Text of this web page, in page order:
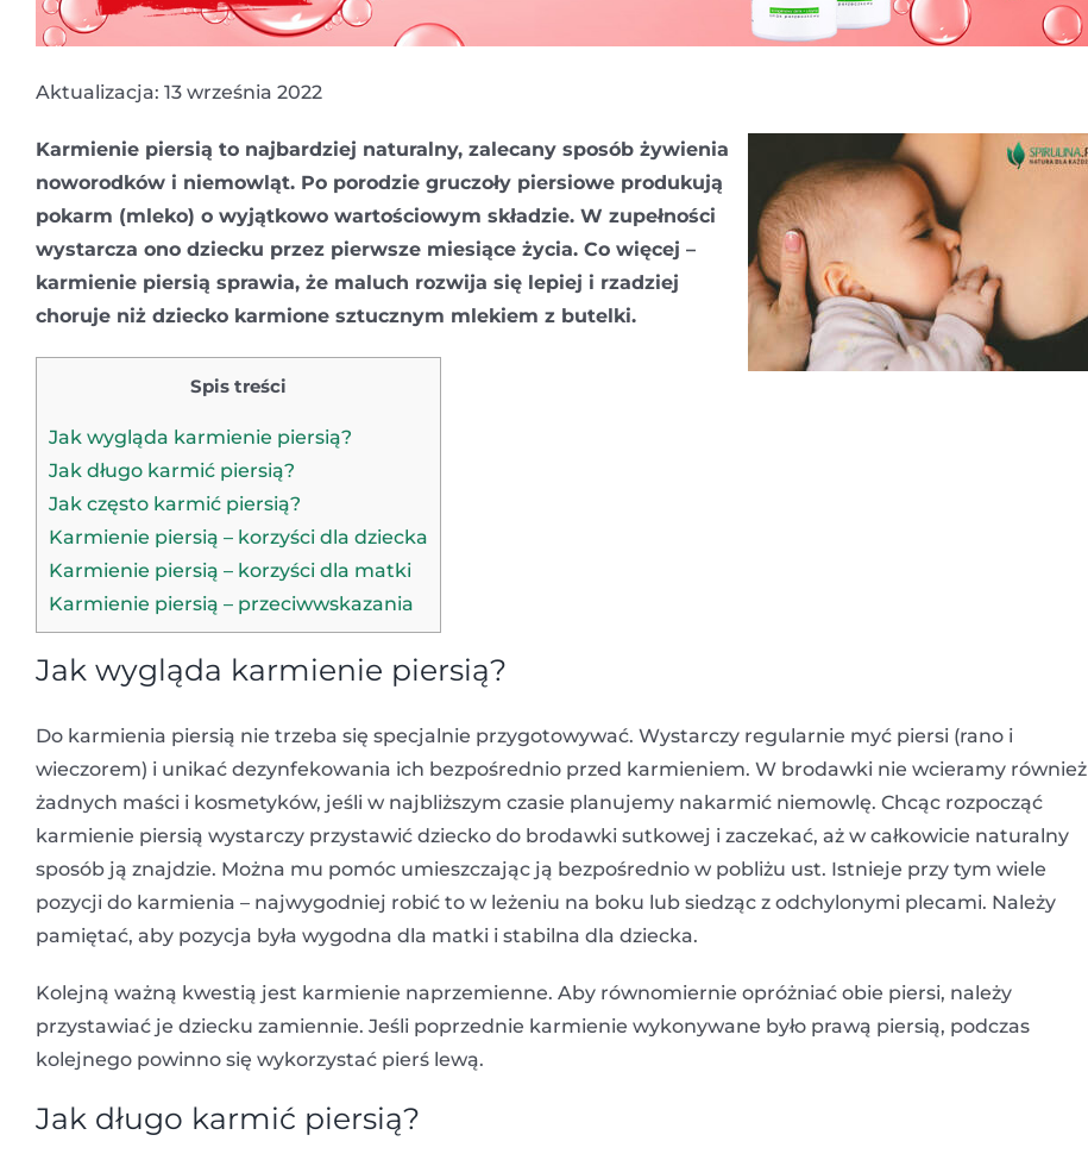
Aktualizacja: 13 września 2022
Karmienie piersią to najbardziej naturalny, zalecany sposób żywienia
noworodków i niemowląt. Po porodzie gruczoły piersiowe produkują
pokarm (mleko) o wyjątkowo wartościowym składzie. W zupełności
wystarcza ono dziecku przez pierwsze miesiące życia. Co więcej –
karmienie piersią sprawia, że maluch rozwija się lepiej i rzadziej
choruje niż dziecko karmione sztucznym mlekiem z butelki.
Spis treści
Jak wygląda karmienie piersią?
Jak długo karmić piersią?
Jak często karmić piersią?
Karmienie piersią – korzyści dla dziecka
Karmienie piersią – korzyści dla matki
Karmienie piersią – przeciwwskazania
Jak wygląda karmienie piersią?
Do karmienia piersią nie trzeba się specjalnie przygotowywać. Wystarczy regularnie myć piersi (rano i
wieczorem) i unikać dezynfekowania ich bezpośrednio przed karmieniem. W brodawki nie wcieramy również
żadnych maści i kosmetyków, jeśli w najbliższym czasie planujemy nakarmić niemowlę. Chcąc rozpocząć
karmienie piersią wystarczy przystawić dziecko do brodawki sutkowej i zaczekać, aż w całkowicie naturalny
sposób ją znajdzie. Można mu pomóc umieszczając ją bezpośrednio w pobliżu ust. Istnieje przy tym wiele
pozycji do karmienia – najwygodniej robić to w leżeniu na boku lub siedząc z odchylonymi plecami. Należy
pamiętać, aby pozycja była wygodna dla matki i stabilna dla dziecka.
Kolejną ważną kwestią jest karmienie naprzemienne. Aby równomiernie opróżniać obie piersi, należy
przystawiać je dziecku zamiennie. Jeśli poprzednie karmienie wykonywane było prawą piersią, podczas
kolejnego powinno się wykorzystać pierś lewą.
Jak długo karmić piersią?